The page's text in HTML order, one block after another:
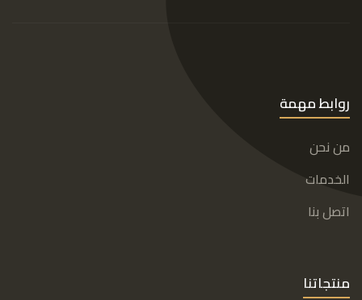
روابط مهمة
من نحن
الخدمات
اتصل بنا
منتجاتنا